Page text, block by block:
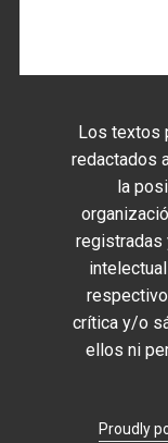
Los textos
redactados
la
registradas
crítica y/o
ellos ni
Proudly